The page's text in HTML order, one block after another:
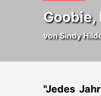
vonSindy
"Jedes